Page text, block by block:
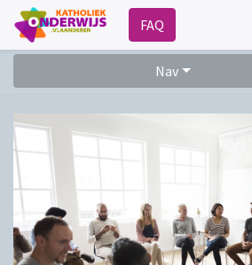
FAQ
Nav